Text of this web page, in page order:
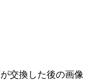
交換した後の画像